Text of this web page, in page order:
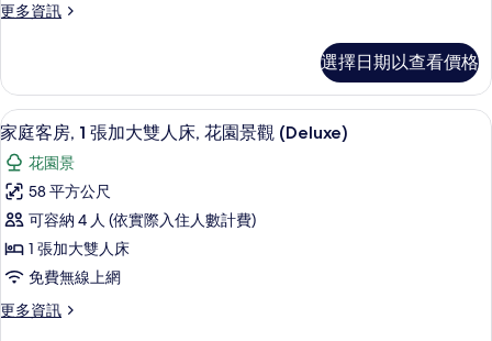
所
片
景
1
加
大
雙
人
床
(Private
Pool)
的
所
有
更多資訊
更
套
房,
1
張
加
大
人
床
(Private
Pool)
的
選擇日期以查看價格
顯
示
家
庭
客
房,
張
客房內保險箱、書桌、遮光布/窗簾、
4
家庭客房, 1 張加大雙人床, 花園景觀 (Deluxe)
花園景
58 平方公尺
可容納 4 人 (依實際入住人數計費)
1 張加大雙人床
免費無線上網
更多資訊
更